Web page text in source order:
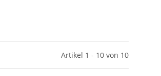
Artikel 1 - 10 von 10